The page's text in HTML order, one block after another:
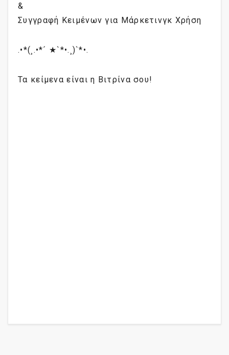
&
Συγγραφή Κειμένων για Μάρκετινγκ Χρήση
.•*(¸.•*´ ★`*•.¸)`*•.
Τα κείμενα είναι η Βιτρίνα σου!